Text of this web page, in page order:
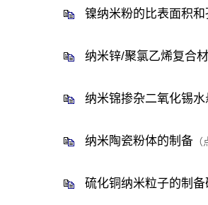
镍纳米粉的比表面积
纳米锌/聚氯乙烯复合
纳米锦掺杂二氧化锡
纳米陶瓷粉体的制备 （
硫化铜纳米粒子的制备